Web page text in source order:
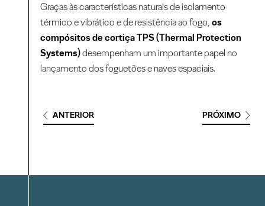
Graças às características naturais de isolamento
térmico e vibrático e de resistência ao fogo,os
compósitos de cortiça TPS (Thermal Protection
Systems)desempenham um importante papel no
lançamento dos foguetões e naves espaciais.
ANTERIOR PRÓXIMO